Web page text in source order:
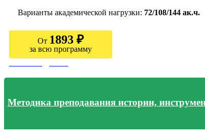
Варианты академической нагрузки: 72/108/144 ак.ч.
От 1893 ₽
за всю программу
Методика преподавания истории,